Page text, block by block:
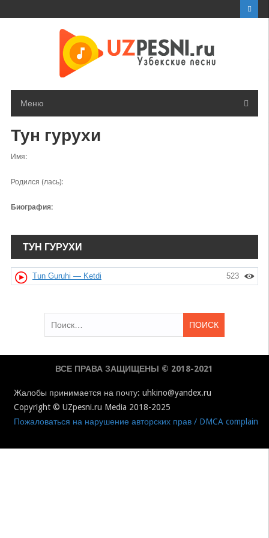
Меню
Тун гурухи
Имя:
Родился (лась):
Биография:
ТУН ГУРУХИ
523
Tun Guruhi — Ketdi
ВСЕ ПРАВА ЗАЩИЩЕНЫ © 2018-2021
Жалобы принимается на почту: uhkino@yandex.ru
Copyright © UZpesni.ru Media 2018-2025
Пожаловаться на нарушение авторских прав / DMCA complain